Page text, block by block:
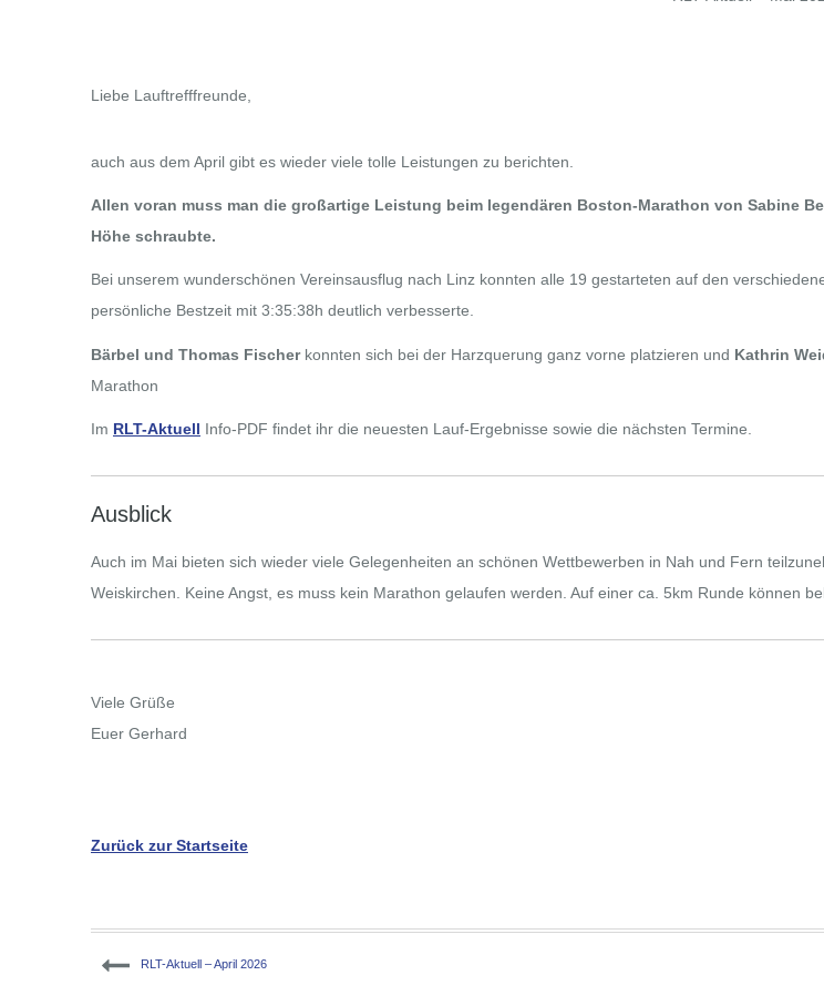
Liebe Lauftrefffreunde,
auch aus dem April gibt es wieder viele tolle Leistungen zu berichten.
Allen voran muss man die großartige Leistung beim legendären Boston-Marathon von Sabine
Höhe schraubte.
Bei unserem wunderschönen Vereinsausflug nach Linz konnten alle 19 gestarteten auf den
persönliche Bestzeit mit 3:35:38h deutlich verbesserte.
Bärbel und Thomas Fischerkonnten sich bei der Harzquerung ganz vorne platzieren und Kathrin
Marathon
Im RLT-Aktuell Info-PDF findet ihr die neuesten Lauf-Ergebnisse sowie die nächsten Termine.
Ausblick
Auch im Mai bieten sich wieder viele Gelegenheiten an schönen Wettbewerben in Nah und Fern
Weiskirchen. Keine Angst, es muss kein Marathon gelaufen werden. Auf einer ca. 5km Runde können
Viele Grüße
Euer Gerhard
Zurück zur Startseite
Beitragsnavigation
RLT-Aktuell – April 2026